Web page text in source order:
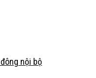
nội bộ